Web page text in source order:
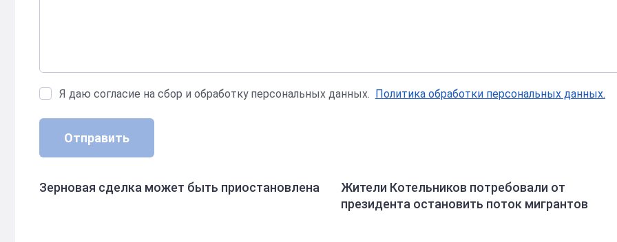
Я даю согласие на сбор и обработку персональных данных. Политика обработки персональных данных.
Отправить
Зерновая сделка может быть приостановлена
Жители Котельников потребовали от
президента остановить поток мигрантов